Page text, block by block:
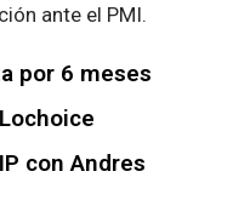
ante el PMI.
por 6 meses
con Andres